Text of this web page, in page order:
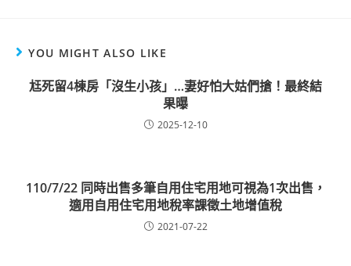
YOU MIGHT ALSO LIKE
尪死留4棟房「沒生小孩」…妻好怕大姑們搶！最終結
果曝
2025-12-10
110/7/22 同時出售多筆自用住宅用地可視為1次出售，
適用自用住宅用地稅率課徵土地增值稅
2021-07-22